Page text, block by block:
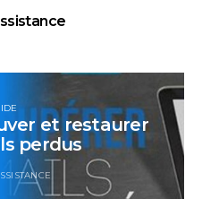
et restaurer
perdus